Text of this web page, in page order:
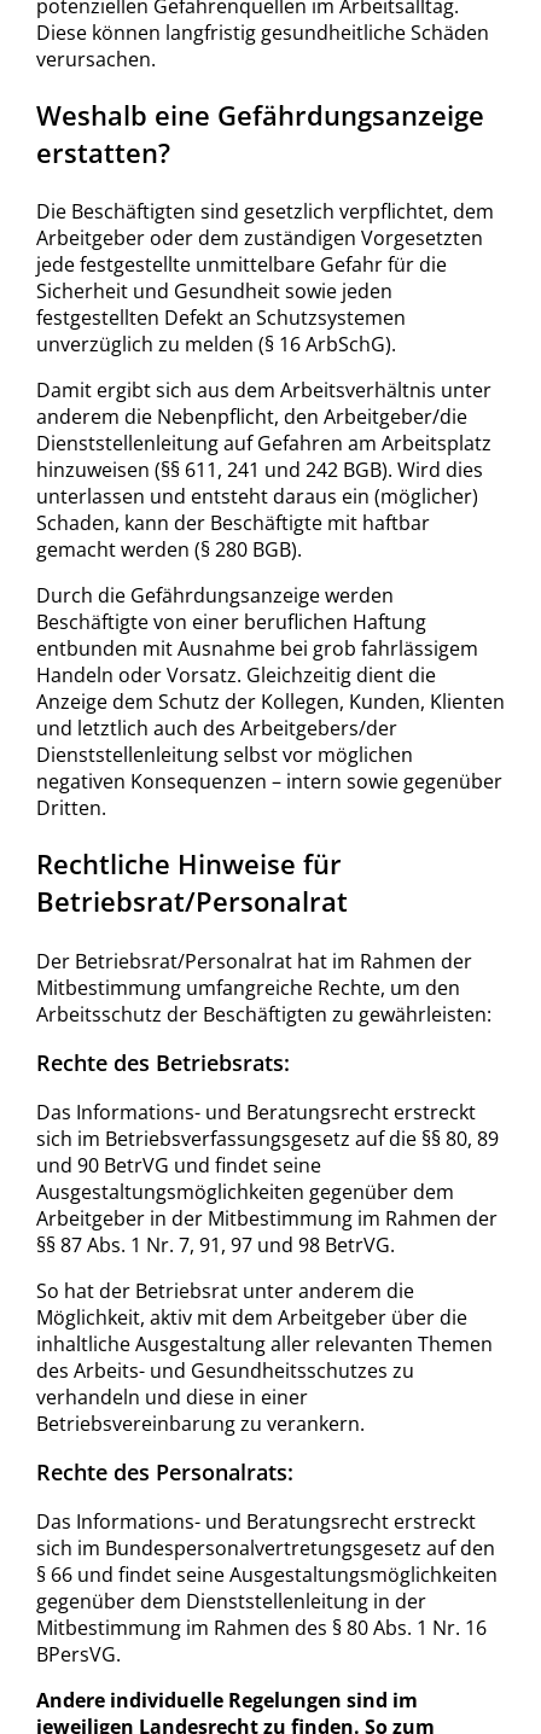
potenziellen Gefahrenquellen im Arbeitsalltag.
Diese können langfristig gesundheitliche Schäden
verursachen.
Weshalb eine Gefährdungsanzeige
erstatten?
Die Beschäftigten sind gesetzlich verpflichtet, dem
Arbeitgeber oder dem zuständigen Vorgesetzten
jede festgestellte unmittelbare Gefahr für die
Sicherheit und Gesundheit sowie jeden
festgestellten Defekt an Schutzsystemen
unverzüglich zu melden (§ 16 ArbSchG).
Damit ergibt sich aus dem Arbeitsverhältnis unter
anderem die Nebenpflicht, den Arbeitgeber/die
Dienststellenleitung auf Gefahren am Arbeitsplatz
hinzuweisen (§§ 611, 241 und 242 BGB). Wird dies
unterlassen und entsteht daraus ein (möglicher)
Schaden, kann der Beschäftigte mit haftbar
gemacht werden (§ 280 BGB).
Durch die Gefährdungsanzeige werden
Beschäftigte von einer beruflichen Haftung
entbunden mit Ausnahme bei grob fahrlässigem
Handeln oder Vorsatz. Gleichzeitig dient die
Anzeige dem Schutz der Kollegen, Kunden, Klienten
und letztlich auch des Arbeitgebers/der
Dienststellenleitung selbst vor möglichen
negativen Konsequenzen – intern sowie gegenüber
Dritten.
Rechtliche Hinweise für
Betriebsrat/Personalrat
Der Betriebsrat/Personalrat hat im Rahmen der
Mitbestimmung umfangreiche Rechte, um den
Arbeitsschutz der Beschäftigten zu gewährleisten:
Rechte des Betriebsrats:
Das Informations- und Beratungsrecht erstreckt
sich im Betriebsverfassungsgesetz auf die §§ 80, 89
und 90 BetrVG und findet seine
Ausgestaltungsmöglichkeiten gegenüber dem
Arbeitgeber in der Mitbestimmung im Rahmen der
§§ 87 Abs. 1 Nr. 7, 91, 97 und 98 BetrVG.
So hat der Betriebsrat unter anderem die
Möglichkeit, aktiv mit dem Arbeitgeber über die
inhaltliche Ausgestaltung aller relevanten Themen
des Arbeits- und Gesundheitsschutzes zu
verhandeln und diese in einer
Betriebsvereinbarung zu verankern.
Rechte des Personalrats:
Das Informations- und Beratungsrecht erstreckt
sich im Bundespersonalvertretungsgesetz auf den
§ 66 und findet seine Ausgestaltungsmöglichkeiten
gegenüber dem Dienststellenleitung in der
Mitbestimmung im Rahmen des § 80 Abs. 1 Nr. 16
BPersVG.
Andere individuelle Regelungen sind im
jeweiligen Landesrecht zu finden. So zum